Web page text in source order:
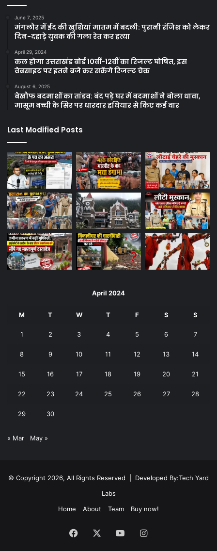
June 7, 2025
मंगलौर में ईद की खुशियां मातम में बदली: पुरानी रंजिश को लेकर
दिन-दहाड़े युवक की गला रेत कर हत्या
April 29, 2024
कल होगा उत्तराखंड बोर्ड 10वीं-12वीं का रिजल्ट घोषित, इस
वेबसाइट पर इतने बजे कर सकेंगे रिजल्ट चेक
August 6, 2025
बेखौफ बदमाशों का तांडव: बंद पड़े घर में बदमाशों ने बोला धावा,
मासूम बच्ची के सिर पर धारदार हथियार से किए कई वार
Last Modified Posts
April 2024
M T W T F S S
1 2 3 4 5 6 7
8 9 10 11 12 13 14
15 16 17 18 19 20 21
22 23 24 25 26 27 28
29 30
« Mar May »
© Copyright 2026, All Rights Reserved | Developed By:Tech Yard
Labs
Home
About Team Buy now!
Facebook YouTubeInstagram